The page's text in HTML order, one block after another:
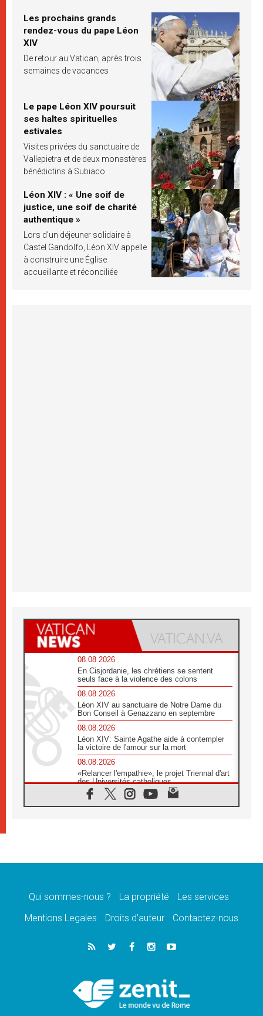
Les prochains grands
rendez-vous du pape Léon
XIV
De retour au Vatican, après trois
semaines de vacances
Le pape Léon XIV poursuit
ses haltes spirituelles
estivales
Visites privées du sanctuaire de
Vallepietra et de deux monastères
bénédictins à Subiaco
Léon XIV : « Une soif de
justice, une soif de charité
authentique »
Lors d’un déjeuner solidaire à
Castel Gandolfo, Léon XIV appelle
à construire une Église
accueillante et réconciliée
08.08.2026
En Cisjordanie, les chrétiens se sentent
seuls face à la violence des colons
08.08.2026
Léon XIV au sanctuaire de Notre Dame du
Bon Conseil à Genazzano en septembre
08.08.2026
Léon XIV: Sainte Agathe aide à contempler
la victoire de l'amour sur la mort
08.08.2026
«Relancer l'empathie», le projet Triennal d'art
des Universités catholiques
08.08.2026
Signis 2026, donner la parole aux religieuses
07.08.2026
07.08.2026
de l'Assomption et mémoire nationale
«La paix commence par l'empathie» estime
le cardinal Parolin
En Colombie, «la paix ne s'achète pas avec
une signature»
Qui sommes-nous ? La propriété
Les services
Mentions Legales
Droits d’auteur Contactez-nous